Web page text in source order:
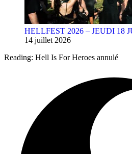
HELLFEST 2026 – JEUDI 18
14 juillet 2026
Reading: Hell Is For Heroes annulé